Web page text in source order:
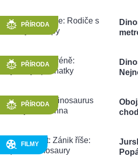
PŘÍRODA
PŘÍRODA
PŘÍRODA
FILMY